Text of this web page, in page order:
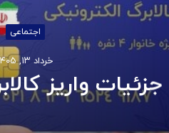
اجتماعی
خرداد ۱۳, ۱۴۰۵
جزئیات واریز